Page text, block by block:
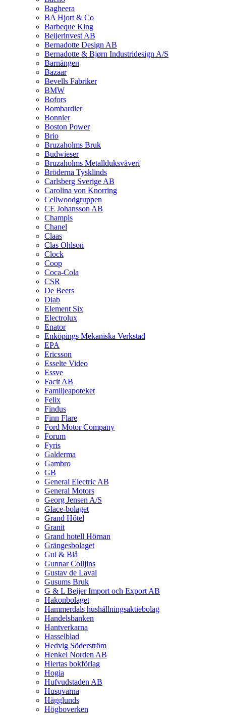
Bagheera
BA Hjort & Co
Barbeque King
Beijerinvest AB
Bernadotte Design AB
Bernadotte & Bjørn Industridesign A/S
Barnängen
Bazaar
Bevells Fabriker
BMW
Bofors
Bombardier
Bonnier
Boston Power
Brio
Bruzaholms Bruk
Budwieser
Bruzaholms Metallduksväveri
Bröderna Tysklinds
Carlsberg Sverige AB
Carolina von Knorring
Cellwoodgruppen
CE Johansson AB
Champis
Chanel
Claas
Clas Ohlson
Clock
Coop
Coca-Cola
CSR
De Beers
Diab
Element Six
Electrolux
Enator
Enköpings Mekaniska Verkstad
EPA
Ericsson
Esselte Video
Essve
Facit AB
Familjeapoteket
Felix
Findus
Finn Flare
Ford Motor Company
Forum
Fyris
Galderma
Gambro
GB
General Electric AB
General Motors
Georg Jensen A/S
Glace-bolaget
Grand Hôtel
Granit
Grand hotell Hörnan
Grängesbolaget
Gul & Blå
Gunnar Colljins
Gustav de Laval
Gusums Bruk
G & L Beijer Import och Export AB
Hakonbolaget
Hammerdals hushållningsaktiebolag
Handelsbanken
Hantverkarna
Hasselblad
Hedvig Söderström
Henkel Norden AB
Hiertas bokförlag
Hogia
Hufvudstaden AB
Husqvarna
Hägglunds
Högboverken